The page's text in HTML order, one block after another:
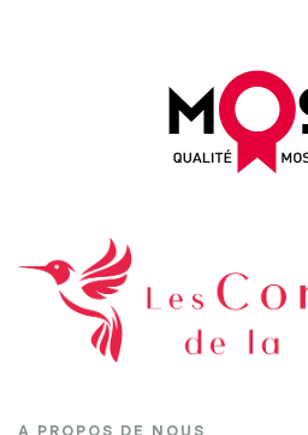
A PROPOS DE NOUS